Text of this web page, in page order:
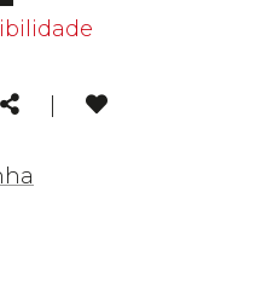
Share